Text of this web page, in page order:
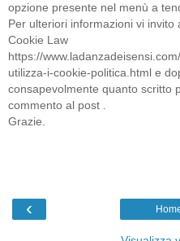
opzione presente nel menù a
Per ulteriori informazioni vi invito
Cookie Law
https://
utilizza-i-cookie-politica.html e
consapevolmente quanto scritto
commento al post .
Grazie.
‹